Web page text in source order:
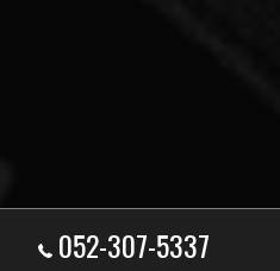
052-307-5337